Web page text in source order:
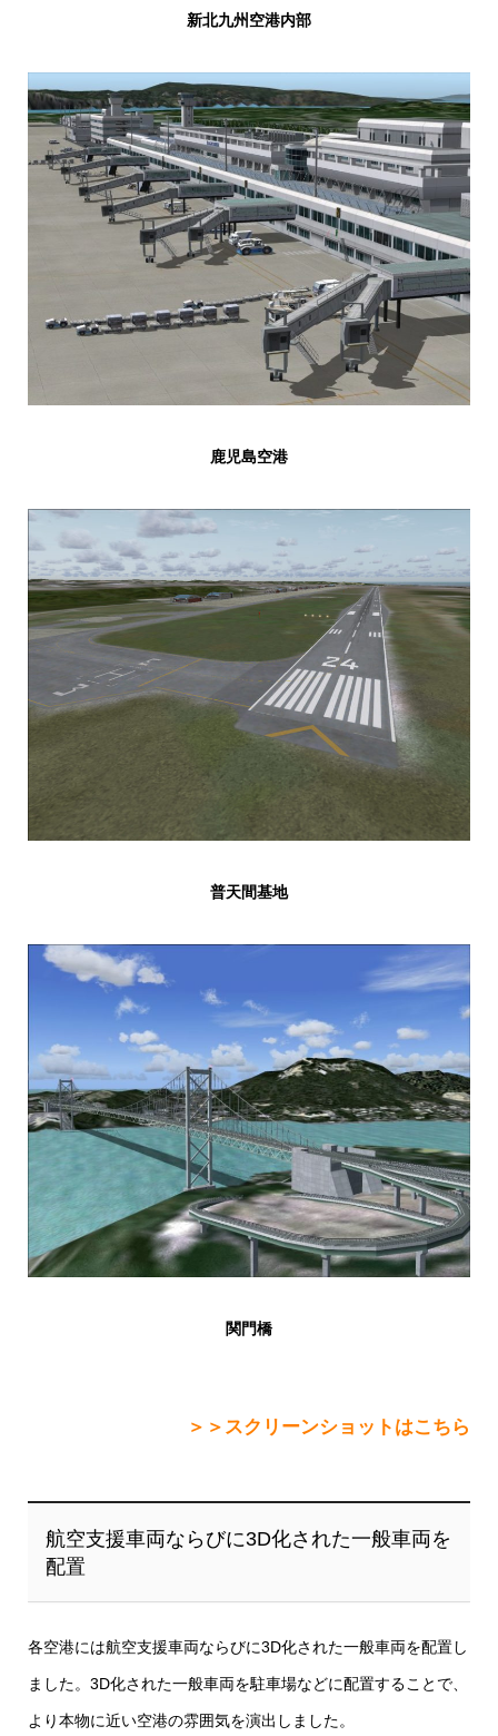
新北九州空港内部
鹿児島空港
普天間基地
関門橋
＞＞スクリーンショットはこちら
航空支援車両ならびに3D化された一般車両を
配置
各空港には航空支援車両ならびに3D化された一般車両を配置し
ました。3D化された一般車両を駐車場などに配置することで、
より本物に近い空港の雰囲気を演出しました。